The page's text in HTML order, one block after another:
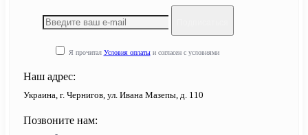
Я прочитал Условия оплатыи согласен с условиями
Наш адрес:
Украина, г. Чернигов, ул. Ивана Мазепы, д. 110
Позвоните нам: